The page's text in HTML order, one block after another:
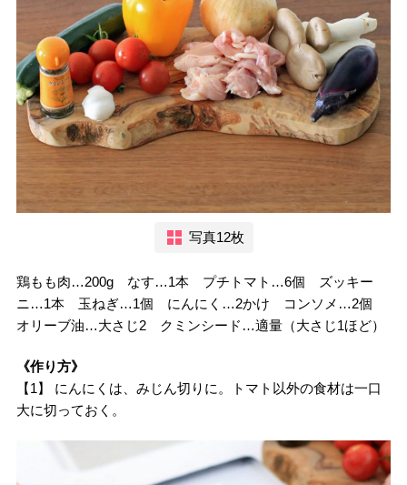
写真12枚
鶏もも肉…200g なす…1本 プチトマト…6個 ズッキー
ニ…1本 玉ねぎ…1個 にんにく…2かけ コンソメ…2個
オリーブ油…大さじ2 クミンシード…適量（大さじ1ほど）
《作り方》
【1】 にんにくは、みじん切りに。トマト以外の食材は一口
大に切っておく。